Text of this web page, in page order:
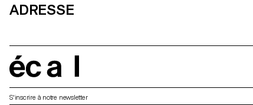
ADRESSE
S'inscrire à notre newsletter